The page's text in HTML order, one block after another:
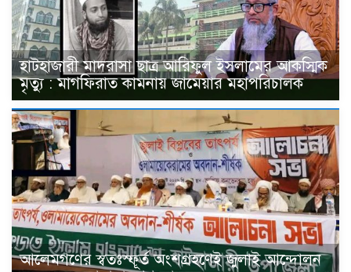
হাটহাজারী মাদরাসা ছাত্র আরিফুল ইসলামের আকস্মিক
মৃত্যু : মাগফিরাত কামনায় জামেয়ার মহাপরিচালক
আলেমগণের স্বতঃস্ফূর্ত অংশগ্রহণেই জুলাই আন্দোলন